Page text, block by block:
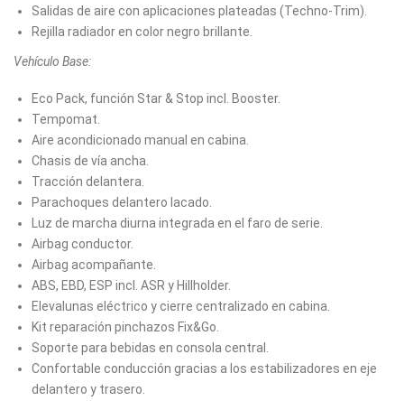
Salidas de aire con aplicaciones plateadas (Techno-Trim).
Rejilla radiador en color negro brillante.
Vehículo Base:
Eco Pack, función Star & Stop incl. Booster.
Tempomat.
Aire acondicionado manual en cabina.
Chasis de vía ancha.
Tracción delantera.
Parachoques delantero lacado.
Luz de marcha diurna integrada en el faro de serie.
Airbag conductor.
Airbag acompañante.
ABS, EBD, ESP incl. ASR y Hillholder.
Elevalunas eléctrico y cierre centralizado en cabina.
Kit reparación pinchazos Fix&Go.
Soporte para bebidas en consola central.
Confortable conducción gracias a los estabilizadores en eje
delantero y trasero.